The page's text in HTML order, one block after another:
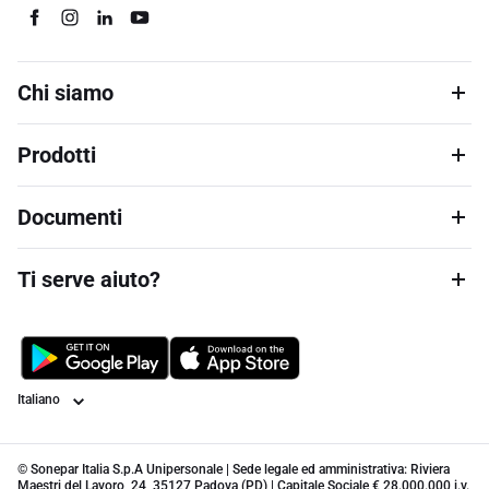
Chi siamo
Prodotti
Documenti
Ti serve aiuto?
Lingua
© Sonepar Italia S.p.A Unipersonale | Sede legale ed amministrativa: Riviera
Maestri del Lavoro, 24, 35127 Padova (PD) | Capitale Sociale € 28.000.000 i.v.